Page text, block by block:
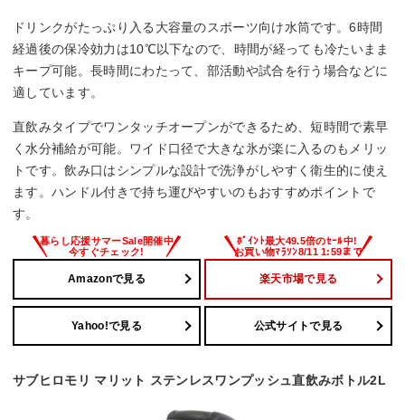
ドリンクがたっぷり入る大容量のスポーツ向け水筒です。6時間
経過後の保冷効力は10℃以下なので、時間が経っても冷たいまま
キープ可能。長時間にわたって、部活動や試合を行う場合などに
適しています。
直飲みタイプでワンタッチオープンができるため、短時間で素早
く水分補給が可能。ワイド口径で大きな氷が楽に入るのもメリッ
トです。飲み口はシンプルな設計で洗浄がしやすく衛生的に使え
ます。ハンドル付きで持ち運びやすいのもおすすめポイントで
す。
Amazonで見る 楽天市場で見る
Yahoo!で見る 公式サイトで見る
サブヒロモリ マリット ステンレスワンプッシュ直飲みボトル2L